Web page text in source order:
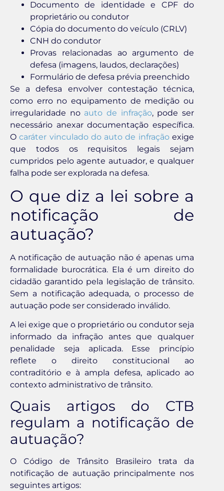
Documento de identidade e CPF do
proprietário ou condutor
Cópia do documento do veículo (CRLV)
CNH do condutor
Provas relacionadas ao argumento de
defesa (imagens, laudos, declarações)
Formulário de defesa prévia preenchido
Se a defesa envolver contestação técnica,
como erro no equipamento de medição ou
irregularidade no auto de infração, pode ser
necessário anexar documentação específica.
Ocaráter vinculado do auto de infraçãoexige
que todos os requisitos legais sejam
cumpridos pelo agente autuador, e qualquer
falha pode ser explorada na defesa.
O que diz a lei sobre a
notificação de
autuação?
A notificação de autuação não é apenas uma
formalidade burocrática. Ela é um direito do
cidadão garantido pela legislação de trânsito.
Sem a notificação adequada, o processo de
autuação pode ser considerado inválido.
A lei exige que o proprietário ou condutor seja
informado da infração antes que qualquer
penalidade seja aplicada. Esse princípio
reflete o direito constitucional ao
contraditório e à ampla defesa, aplicado ao
contexto administrativo de trânsito.
Quais artigos do CTB
regulam a notificação de
autuação?
O Código de Trânsito Brasileiro trata da
notificação de autuação principalmente nos
seguintes artigos: